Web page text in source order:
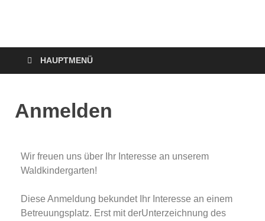
HAUPTMENÜ
Anmelden
Wir freuen uns über Ihr Interesse an unserem
Waldkindergarten!
Diese Anmeldung bekundet Ihr Interesse an einem
Betreuungsplatz. Erst mit derUnterzeichnung des